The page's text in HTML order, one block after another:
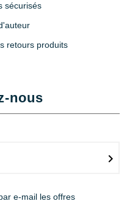
sécurisés
retours produits
nous
e-mail les offres